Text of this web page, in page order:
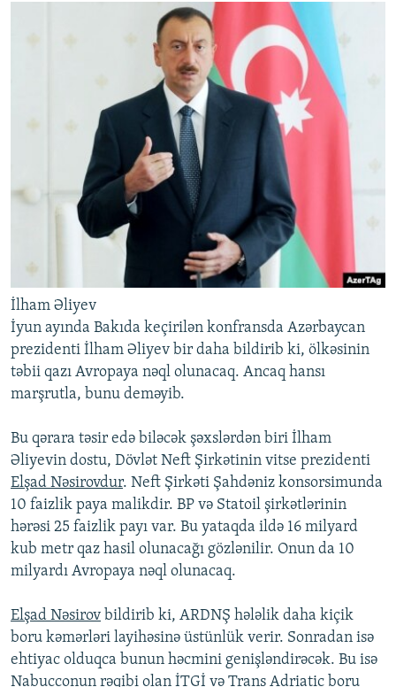
İlham Əliyev
İyun ayında Bakıda keçirilən konfransda Azərbaycan
prezidenti İlham Əliyev bir daha bildirib ki, ölkəsinin
təbii qazı Avropaya nəql olunacaq. Ancaq hansı
marşrutla, bunu deməyib.
Bu qərara təsir edə biləcək şəxslərdən biri İlham
Əliyevin dostu, Dövlət Neft Şirkətinin vitse prezidenti
Elşad Nəsirovdur. Neft Şirkəti Şahdəniz konsorsimunda
10 faizlik paya malikdir. BP və Statoil şirkətlərinin
hərəsi 25 faizlik payı var. Bu yataqda ildə 16 milyard
kub metr qaz hasil olunacağı gözlənilir. Onun da 10
milyardı Avropaya nəql olunacaq.
Elşad Nəsirov bildirib ki, ARDNŞ hələlik daha kiçik
boru kəmərləri layihəsinə üstünlük verir. Sonradan isə
ehtiyac olduqca bunun həcmini genişləndirəcək. Bu isə
Nabucconun rəqibi olan İTGİ və Trans Adriatic boru